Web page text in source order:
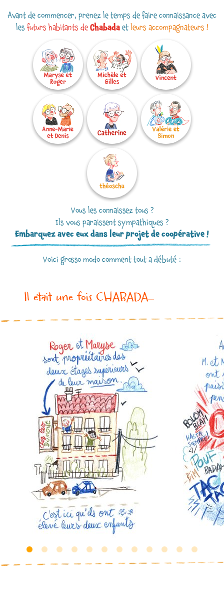
Avant de commencer, prenez le temps de faire connaissance avec
lesfuturs habitants deChabadaetleurs accompagnateurs !
Vous les connaissez tous ?
Ils vous paraissent sympathiques ?
Embarquez avec eux dans leur projet de coopérative !
Voici grosso modo comment tout a débuté :
Il était une fois CHABADA...